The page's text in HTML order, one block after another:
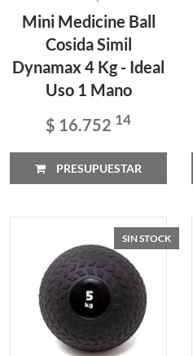
Mini Medicine Ball
Cosida Simil
Dynamax 4 Kg - Ideal
Uso 1 Mano
$ 16.752 14
PRESUPUESTAR
SIN STOCK